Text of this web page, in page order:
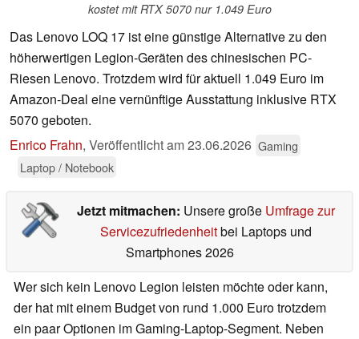
kostet mit RTX 5070 nur 1.049 Euro
Das Lenovo LOQ 17 ist eine günstige Alternative zu den
höherwertigen Legion-Geräten des chinesischen PC-
Riesen Lenovo. Trotzdem wird für aktuell 1.049 Euro im
Amazon-Deal eine vernünftige Ausstattung inklusive RTX
5070 geboten.
Enrico Frahn, Veröffentlicht am23.06.2026 Gaming
Laptop / Notebook
Jetzt mitmachen: Unsere große Umfrage zur
Servicezufriedenheitbei Laptops und
Smartphones 2026
Wer sich kein Lenovo Legion leisten möchte oder kann,
der hat mit einem Budget von rund 1.000 Euro trotzdem
ein paar Optionen im Gaming-Laptop-Segment. Neben